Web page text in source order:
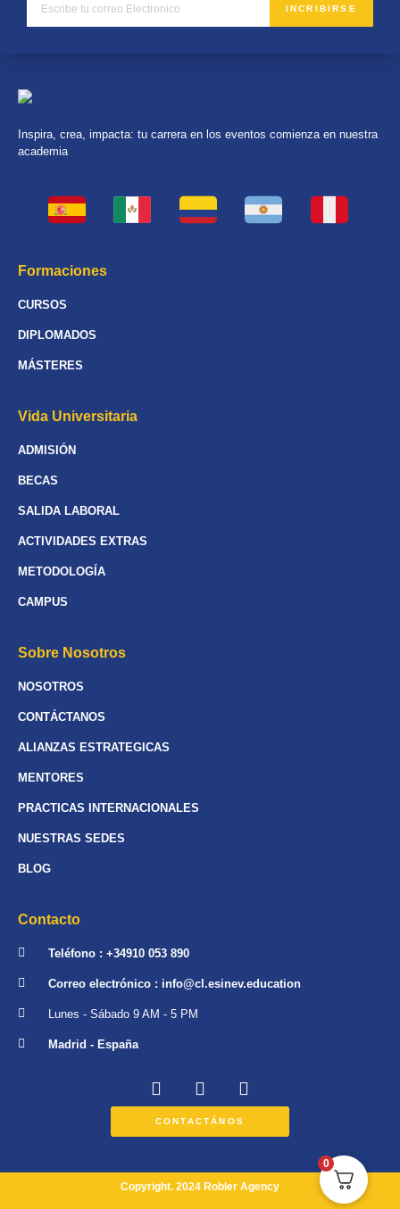
INCRIBIRSE
Inspira, crea, impacta: tu carrera en los eventos comienza en nuestra
academia
Formaciones
CURSOS
DIPLOMADOS
MÁSTERES
Vida Universitaria
ADMISIÓN
BECAS
SALIDA LABORAL
ACTIVIDADES EXTRAS
METODOLOGÍA
CAMPUS
Sobre Nosotros
NOSOTROS
CONTÁCTANOS
ALIANZAS ESTRATEGICAS
MENTORES
PRACTICAS INTERNACIONALES
NUESTRAS SEDES
BLOG
Contacto
Teléfono : +34910 053 890
Correo electrónico : info@cl.esinev.education
Lunes - Sábado 9 AM - 5 PM
Madrid - España
CONTACTÁNOS
Copyright. 2024 Robler Agency
0